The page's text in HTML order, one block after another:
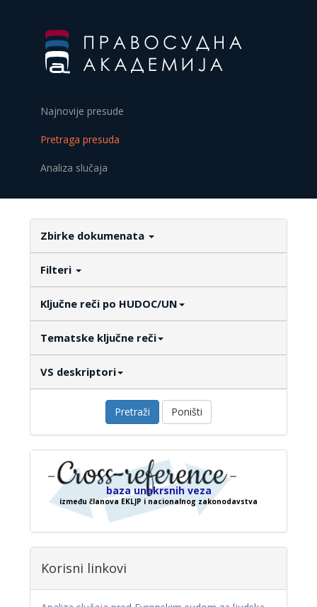
Najnovije presude
Pretraga presuda
Analiza slučaja
Zbirke dokumenata
Filteri
Ključne reči po HUDOC/UN
Tematske ključne reči
VS deskriptori
Pretraži Poništi
baza unakrsnih veza
između članova EKLJP i nacionalnog zakonodavstva
Korisni linkovi